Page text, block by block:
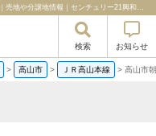
高山市朝日町西洞 岐阜県高山市朝日町西洞｜125万円の土地｜売地や分譲地情報｜センチュリー21興和ホーム
検索 お知らせ
> 高山市 > ＪＲ高山本線 > 高山市